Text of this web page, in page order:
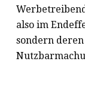
also im
sondern